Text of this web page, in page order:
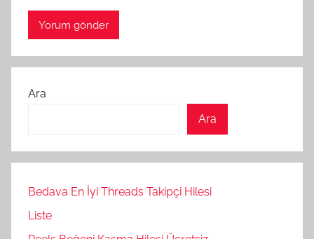
Ara
Ara
Bedava En İyi Threads Takipçi Hilesi
Liste